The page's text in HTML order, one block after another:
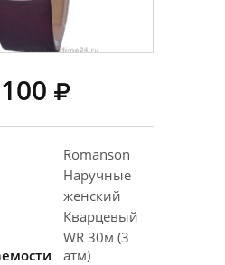
Romanson
Наручные
женский
Кварцевый
WR 30м (3
атм)